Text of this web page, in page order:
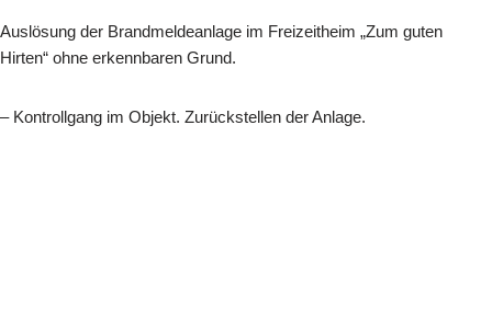
Auslösung der Brandmeldeanlage im Freizeitheim „Zum guten
Hirten“ ohne erkennbaren Grund.
– Kontrollgang im Objekt. Zurückstellen der Anlage.